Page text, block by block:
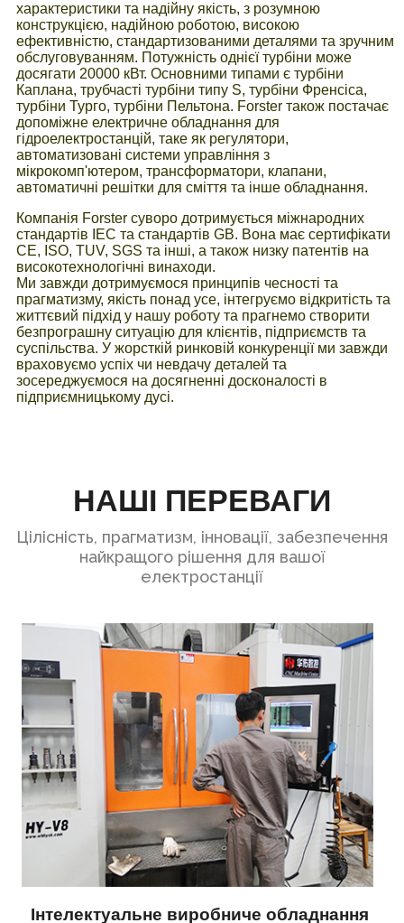
характеристики та надійну якість, з розумною
конструкцією, надійною роботою, високою
ефективністю, стандартизованими деталями та зручним
обслуговуванням. Потужність однієї турбіни може
досягати 20000 кВт. Основними типами є турбіни
Каплана, трубчасті турбіни типу S, турбіни Френсіса,
турбіни Турго, турбіни Пельтона. Forster також постачає
допоміжне електричне обладнання для
гідроелектростанцій, таке як регулятори,
автоматизовані системи управління з
мікрокомп'ютером, трансформатори, клапани,
автоматичні решітки для сміття та інше обладнання.
Компанія Forster суворо дотримується міжнародних
стандартів IEC та стандартів GB. Вона має сертифікати
CE, ISO, TUV, SGS та інші, а також низку патентів на
високотехнологічні винаходи.
Ми завжди дотримуємося принципів чесності та
прагматизму, якість понад усе, інтегруємо відкритість та
життєвий підхід у нашу роботу та прагнемо створити
безпрограшну ситуацію для клієнтів, підприємств та
суспільства. У жорсткій ринковій конкуренції ми завжди
враховуємо успіх чи невдачу деталей та
зосереджуємося на досягненні досконалості в
підприємницькому дусі.
НАШІ ПЕРЕВАГИ
Цілісність, прагматизм, інновації, забезпечення
найкращого рішення для вашої
електростанції
Інтелектуальне виробниче обладнання